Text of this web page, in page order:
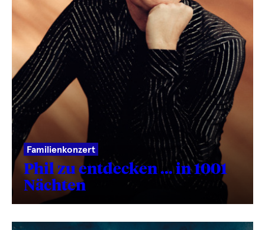
Familienkonzert
Phil zu entdecken … in 1001
Nächten